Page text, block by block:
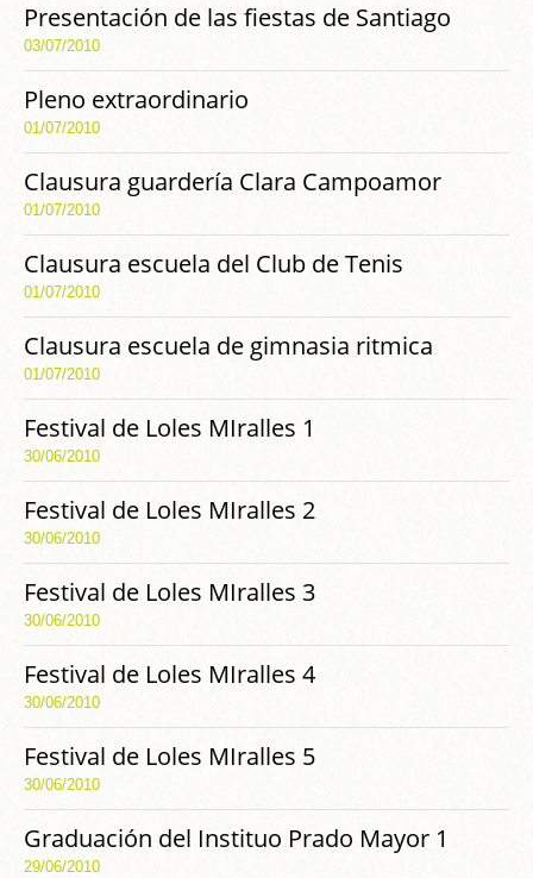
Presentación de las fiestas de Santiago
03/07/2010
Pleno extraordinario
01/07/2010
Clausura guardería Clara Campoamor
01/07/2010
Clausura escuela del Club de Tenis
01/07/2010
Clausura escuela de gimnasia ritmica
01/07/2010
Festival de Loles MIralles 1
30/06/2010
Festival de Loles MIralles 2
30/06/2010
Festival de Loles MIralles 3
30/06/2010
Festival de Loles MIralles 4
30/06/2010
Festival de Loles MIralles 5
30/06/2010
Graduación del Instituo Prado Mayor 1
29/06/2010